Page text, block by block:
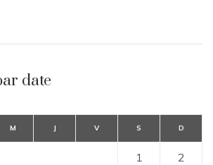
date
M J V S D
1 2